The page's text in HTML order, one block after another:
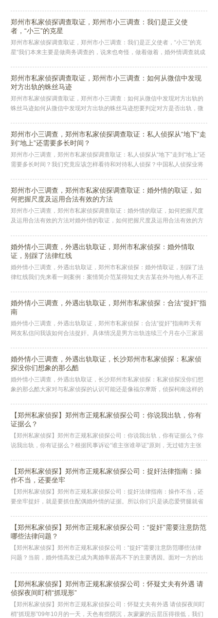
郑州市私家侦探调查取证，郑州市小三调查：我们是正义使
者，“小三”的克星
郑州市私家侦探调查取证，郑州市小三调查：我们是正义使者，“小三”的克
星“我们本来主要是做商务调查的，说来也奇怪，做着做着，婚外情调查就成
郑州市私家侦探调查取证，郑州市小三调查：如何从微信中发现
对方出轨的蛛丝马迹
郑州市私家侦探调查取证，郑州市小三调查：如何从微信中发现对方出轨的
蛛丝马迹如何从微信中发现对方出轨的蛛丝马迹想要判定对方是否出轨，微
郑州市小三调查，郑州市私家侦探调查取证：私人侦探从“地下”走
到“地上”还需要多长时间？
郑州市小三调查，郑州市私家侦探调查取证：私人侦探从“地下”走到“地上”还
需要多长时间？我们究竟应该怎样看待和对待私人侦探？中国私人侦探业将
郑州市小三调查，郑州市私家侦探调查取证：婚外情的取证，如
何把握尺度及运用合法有效的方法
郑州市小三调查，郑州市私家侦探调查取证：婚外情的取证，如何把握尺度
及运用合法有效的方法对婚外情的取证，如何把握尺度及运用合法有效的方
婚外情小三调查，外遇出轨取证，郑州市私家侦探：婚外情取
证，别踩了法律红线
婚外情小三调查，外遇出轨取证，郑州市私家侦探：婚外情取证，别踩了法
律红线我们先来看一则案例：案情简介范某得知丈夫古某在外与他人有不正
婚外情小三调查，外遇出轨取证，郑州市私家侦探：合法“捉奸”指
南
婚外情小三调查，外遇出轨取证，郑州市私家侦探：合法“捉奸”指南昨天有
网友私信问我该如何合法捉奸。具体情况是男方出轨连续三个月在小三家居
婚外情小三调查，外遇出轨取证，长沙郑州市私家侦探：私家侦
探没你们想象的那么酷
婚外情小三调查，外遇出轨取证，长沙郑州市私家侦探：私家侦探没你们想
象的那么酷大家对与私家侦探的认识可能还是像福尔摩斯，侦探柯南这样的
【郑州私家侦探】郑州市正规私家侦探公司：你说我出轨，你有
证据么？
【郑州私家侦探】郑州市正规私家侦探公司：你说我出轨，你有证据么？你
说我出轨，你有证据么？根据民事诉讼“谁主张谁举证”原则，无过错方主张
【郑州私家侦探】郑州市正规私家侦探公司：捉奸法律指南：操
作不当，还要坐牢
【郑州私家侦探】郑州市正规私家侦探公司：捉奸法律指南：操作不当，还
要坐牢捉奸，就是要抓住配偶婚外情的证据。所以你们只是谈恋爱劈腿就省
【郑州私家侦探】郑州市正规私家侦探公司：“捉奸”需要注意防范
哪些法律问题？
【郑州私家侦探】郑州市正规私家侦探公司：“捉奸”需要注意防范哪些法律
问题？当前，婚外情高发已成为离婚率居高不下的主要诱因。面对一方的出
【郑州私家侦探】郑州市正规私家侦探公司：怀疑丈夫有外遇 请
侦探夜间盯梢“抓现形”
【郑州私家侦探】郑州市正规私家侦探公司：怀疑丈夫有外遇 请侦探夜间盯
梢“抓现形”09年10月的一天，天色有些阴沉，灰蒙蒙的云层压得很低，我们